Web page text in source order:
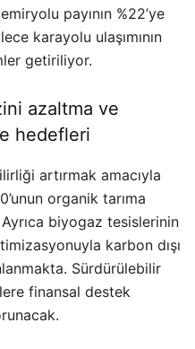
payının %22’ye
karayolu ulaşımının
getiriliyor.
azaltma ve
hedefleri
artırmak amacıyla
organik tarıma
biyogaz tesislerinin
karbon dışı
Sürdürülebilir
finansal destek